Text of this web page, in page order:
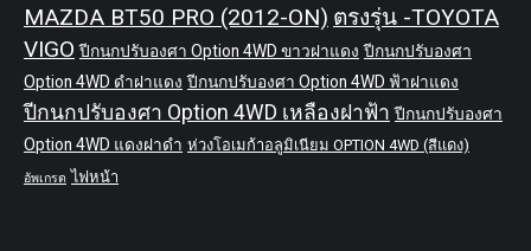
MAZDA BT50 PRO (2012-ON) ตรงรุ่น -TOYOTA
VIGO ปีกนกปรับองศา Option 4WD ขาวฝาแดง ปีกนกปรับองศา
Option 4WD ดำฝาแดง ปีกนกปรับองศา Option 4WD ฟ้าฝาแดง
ปีกนกปรับองศา Option 4WD เหลืองฝาฟ้า ปีกนกปรับองศา
Option 4WD แดงฝาดำ ห่วงโอเมก้าอลูมิเนียม OPTION 4WD (สีแดง)
อัพเกรด ไฟหน้า